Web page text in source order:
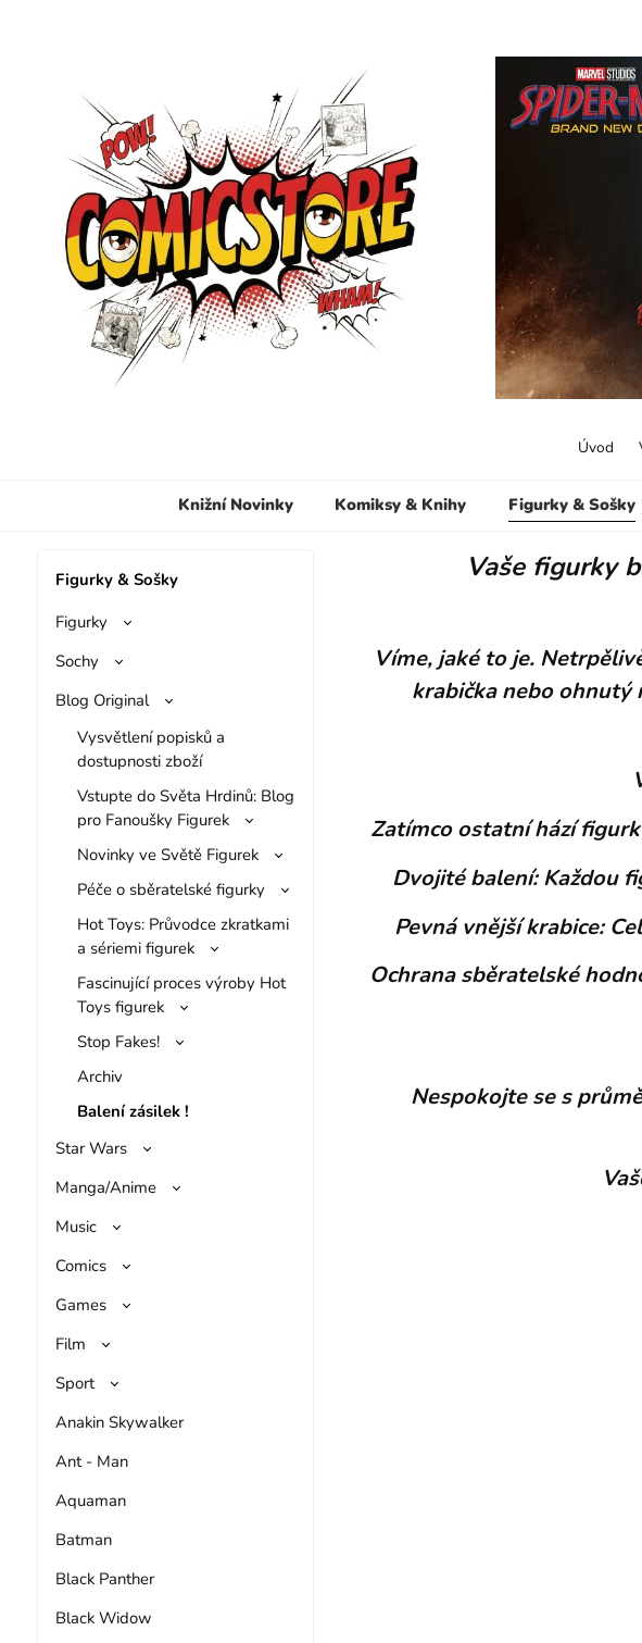
Knižní Novinky Komiksy & Knihy Figurky & Sošky
Úvod
Figurky & Sošky
Figurky
Sochy
Blog Original
Vysvětlení popisků a
dostupnosti zboží
Vstupte do Světa Hrdinů: Blog
pro Fanoušky Figurek
Novinky ve Světě Figurek
Péče o sběratelské figurky
Hot Toys: Průvodce zkratkami
a sériemi figurek
Fascinující proces výroby Hot
Toys figurek
Stop Fakes!
Archiv
Balení zásilek !
Star Wars
Manga/Anime
Music
Comics
Games
Film
Sport
Anakin Skywalker
Ant - Man
Aquaman
Batman
Black Panther
Black Widow
Vaše figurky
Víme, jaké to je.
krabička nebo ohnutý
Zatímco ostatní hází
Dvojité balení: Každou
Pevná vnější krabice:
Ochrana sběratelské
Nespokojte se s